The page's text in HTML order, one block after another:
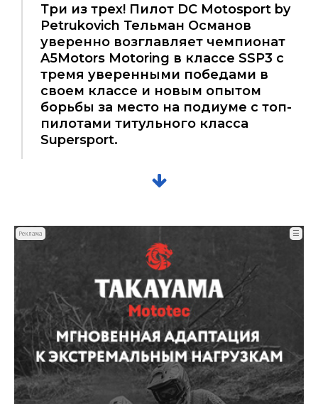
Три из трех! Пилот DC Motosport by
Petrukovich Тельман Османов
уверенно возглавляет чемпионат
A5Motors Motoring в классе SSP3 с
тремя уверенными победами в
своем классе и новым опытом
борьбы за место на подиуме с топ-
пилотами титульного класса
Supersport.
Реклама ☰